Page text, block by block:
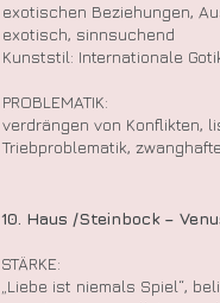
exotischen Beziehungen,
exotisch, sinnsuchend
Kunststil: Internationale
PROBLEMATIK:
verdrängen von Konflikten,
Triebproblematik,
10. Haus /Steinbock –
STÄRKE:
„Liebe ist niemals Spiel“,